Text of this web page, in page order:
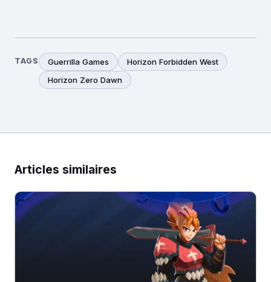
TAGS Guerrilla Games
Horizon Forbidden West
Horizon Zero Dawn
Articles similaires